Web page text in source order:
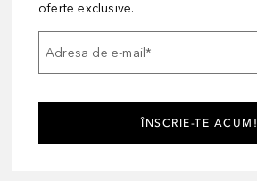
oferte exclusive.
Adresa de e-mail *
ÎNSCRIE-TE ACUM!